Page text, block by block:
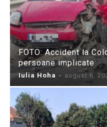
FOTO: Accident la
persoane implicate
Iulia Hoha - august 6,